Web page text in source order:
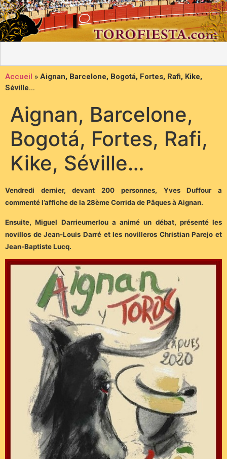
Accueil » Aignan, Barcelone, Bogotá, Fortes, Rafi, Kike,
Séville…
Aignan, Barcelone,
Bogotá, Fortes, Rafi,
Kike, Séville…
Vendredi dernier, devant 200 personnes, Yves Duffour a
commenté l’affiche de la 28ème Corrida de Pâques à Aignan.
Ensuite, Miguel Darrieumerlou a animé un débat, présenté les
novillos de Jean-Louis Darré et les novilleros Christian Parejo et
Jean-Baptiste Lucq.